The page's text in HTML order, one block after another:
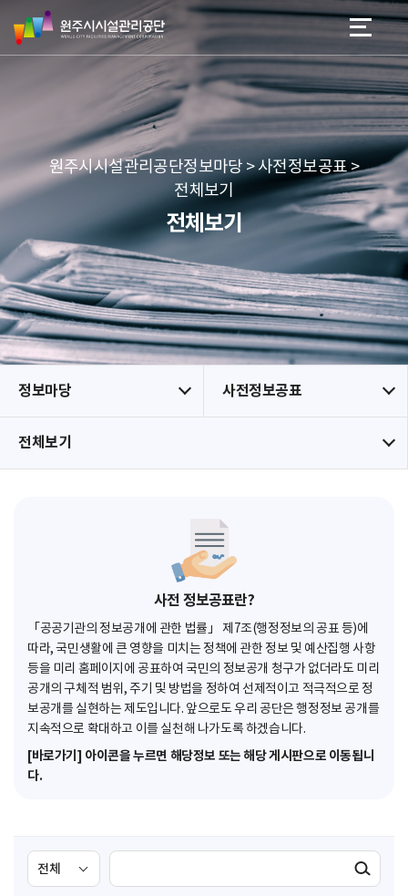
네
본문 바로가기
메뉴 바로가기
원
주
시
리
공
단
원주시시설관리공단정보마당 > 사전정보공표 >
전체보기
전체보기
정보마당 사전정보공표
전체보기
사전 정보공표란?
「공공기관의 정보공개에 관한 법률」 제7조(행정정보의 공표 등)에
따라, 국민생활에 큰 영향을 미치는 정책에 관한 정보 및 예산집행 사항
등을 미리 홈페이지에 공표하여 국민의 정보공개 청구가 없더라도 미리
공개의 구체적 범위, 주기 및 방법을 정하여 선제적이고 적극적으로 정
보공개를 실현하는 제도입니다. 앞으로도 우리 공단은 행정정보 공개를
지속적으로 확대하고 이를 실천해 나가도록 하겠습니다.
[바로가기] 아이콘을 누르면 해당정보 또는 해당 게시판으로 이동됩니
다.
검
색
색
검색실행